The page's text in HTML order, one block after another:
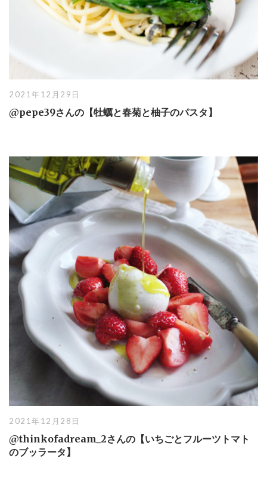
2021年12月29日
@pepe39さんの【牡蠣と春菊と柚子のパスタ】
2021年12月28日
@thinkofadream_2さんの【いちごとフルーツトマト
のブッラータ】